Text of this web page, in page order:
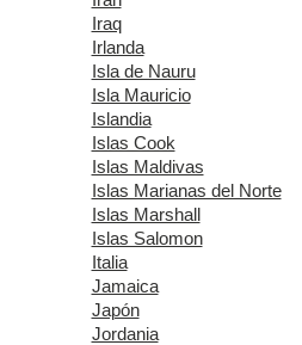
Iraq
Irlanda
Isla de Nauru
Isla Mauricio
Islandia
Islas Cook
Islas Maldivas
Islas Marianas del Norte
Islas Marshall
Islas Salomon
Italia
Jamaica
Japón
Jordania